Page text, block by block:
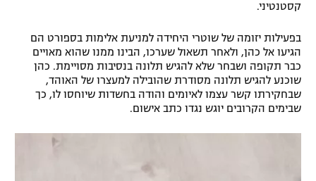
תגיות
קסטנטיני.
בפעילות יזומה של שוטרי היחידה למניעת אלימות בספורט הם
הגיעו אל כהן, ולאחר תשאול שערכו, הבינו ממנו שהוא מאויים
כבר תקופה ושבחר שלא להגיש תלונה בנסיבות מסויימת. כהן
שוכנע להגיש תלונה מסודרת שהובילה למעצרו של האוהד,
שבחקירתו קשר עצמו לאיומים והודה בחשדות שיוחסו לו, כך
שבימים הקרובים יוגש נגדו כתב אישום.